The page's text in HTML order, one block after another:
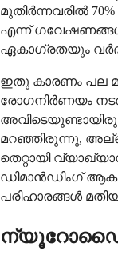
മുതിർന്നവരിൽ
എന്ന്
ഏകാഗ്രതയും
ഇതു കാരണം പല
രോഗനിർണയം
മറഞ്ഞിരുന്നു,
തെറ്റായി
ഡിമാൻഡിംഗ്
പരിഹാരങ്ങൾ